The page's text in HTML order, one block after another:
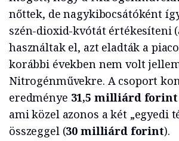
nőttek, de nagykibocsátóként
szén-dioxid-kvótát értékesíteni
használtak el, azt eladták a
korábbi években nem volt
Nitrogénművekre. A csoport
eredménye 31,5 milliárd forint
ami közel azonos a két „egyedi
összeggel (30 milliárd forint).